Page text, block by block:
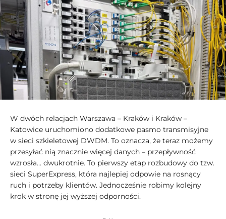
W dwóch relacjach Warszawa – Kraków i Kraków –
Katowice uruchomiono dodatkowe pasmo transmisyjne
w sieci szkieletowej DWDM. To oznacza, że teraz możemy
przesyłać nią znacznie więcej danych – przepływność
wzrosła… dwukrotnie. To pierwszy etap rozbudowy do tzw.
sieci SuperExpress, która najlepiej odpowie na rosnący
ruch i potrzeby klientów. Jednocześnie robimy kolejny
krok w stronę jej wyższej odporności.